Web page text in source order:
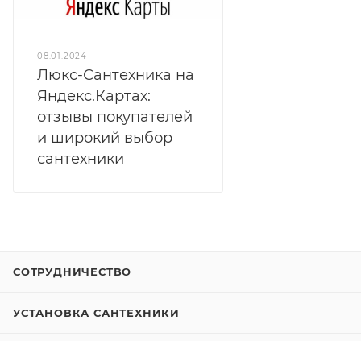
08.01.2024
Люкс-Сантехника на
Яндекс.Картах:
отзывы покупателей
и широкий выбор
сантехники
СОТРУДНИЧЕСТВО
УСТАНОВКА САНТЕХНИКИ